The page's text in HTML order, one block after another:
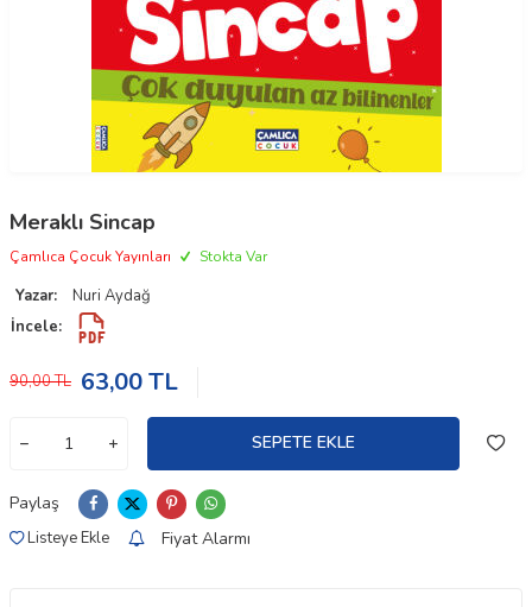
Meraklı Sincap
Çamlıca Çocuk Yayınları Stokta Var
Yazar:
Nuri Aydağ
İncele:
90,00TL 63,00TL
SEPETE EKLE
Paylaş
Listeye Ekle Fiyat Alarmı